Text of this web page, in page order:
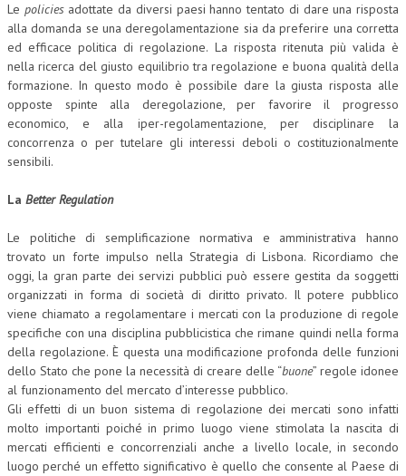
COLLABORA CON NOI
ECONOMIA
CORPORATE SOCIAL RESPONSIBILITY
ECONOMIA DELL’ARTE
RISORSE UMANE
MARKETING
TREASURY IN FINANCIAL SERVICES
RISK MANAGEMENT
SVILUPPO SOSTENIBILE
PERSONA E CITTÀ
L’UMANISTA
Le policiesadottate da diversi paesi hanno tentato di dare una risposta
alla domanda se una deregolamentazione sia da preferire una corretta
ed efficace politica di regolazione. La risposta ritenuta più valida è
nella ricerca del giusto equilibrio tra regolazione e buona qualità della
formazione. In questo modo è possibile dare la giusta risposta alle
opposte spinte alla deregolazione, per favorire il progresso
economico, e alla iper-regolamentazione, per disciplinare la
concorrenza o per tutelare gli interessi deboli o costituzionalmente
sensibili.
La Better Regulation
Le politiche di semplificazione normativa e amministrativa hanno
trovato un forte impulso nella Strategia di Lisbona. Ricordiamo che
oggi, la gran parte dei servizi pubblici può essere gestita da soggetti
organizzati in forma di società di diritto privato. Il potere pubblico
viene chiamato a regolamentare i mercati con la produzione di regole
specifiche con una disciplina pubblicistica che rimane quindi nella forma
della regolazione. È questa una modificazione profonda delle funzioni
dello Stato che pone la necessità di creare delle “buone” regole idonee
al funzionamento del mercato d’interesse pubblico.
Gli effetti di un buon sistema di regolazione dei mercati sono infatti
molto importanti poiché in primo luogo viene stimolata la nascita di
mercati efficienti e concorrenziali anche a livello locale, in secondo
luogo perché un effetto significativo è quello che consente al Paese di